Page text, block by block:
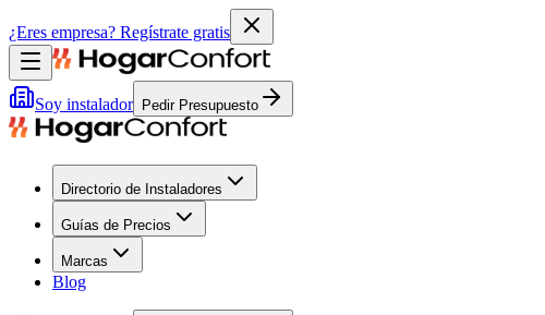
¿Eres empresa? Regístrate gratis
Soy instalador Pedir Presupuesto
Directorio de Instaladores
Guías de Precios
Marcas
Blog